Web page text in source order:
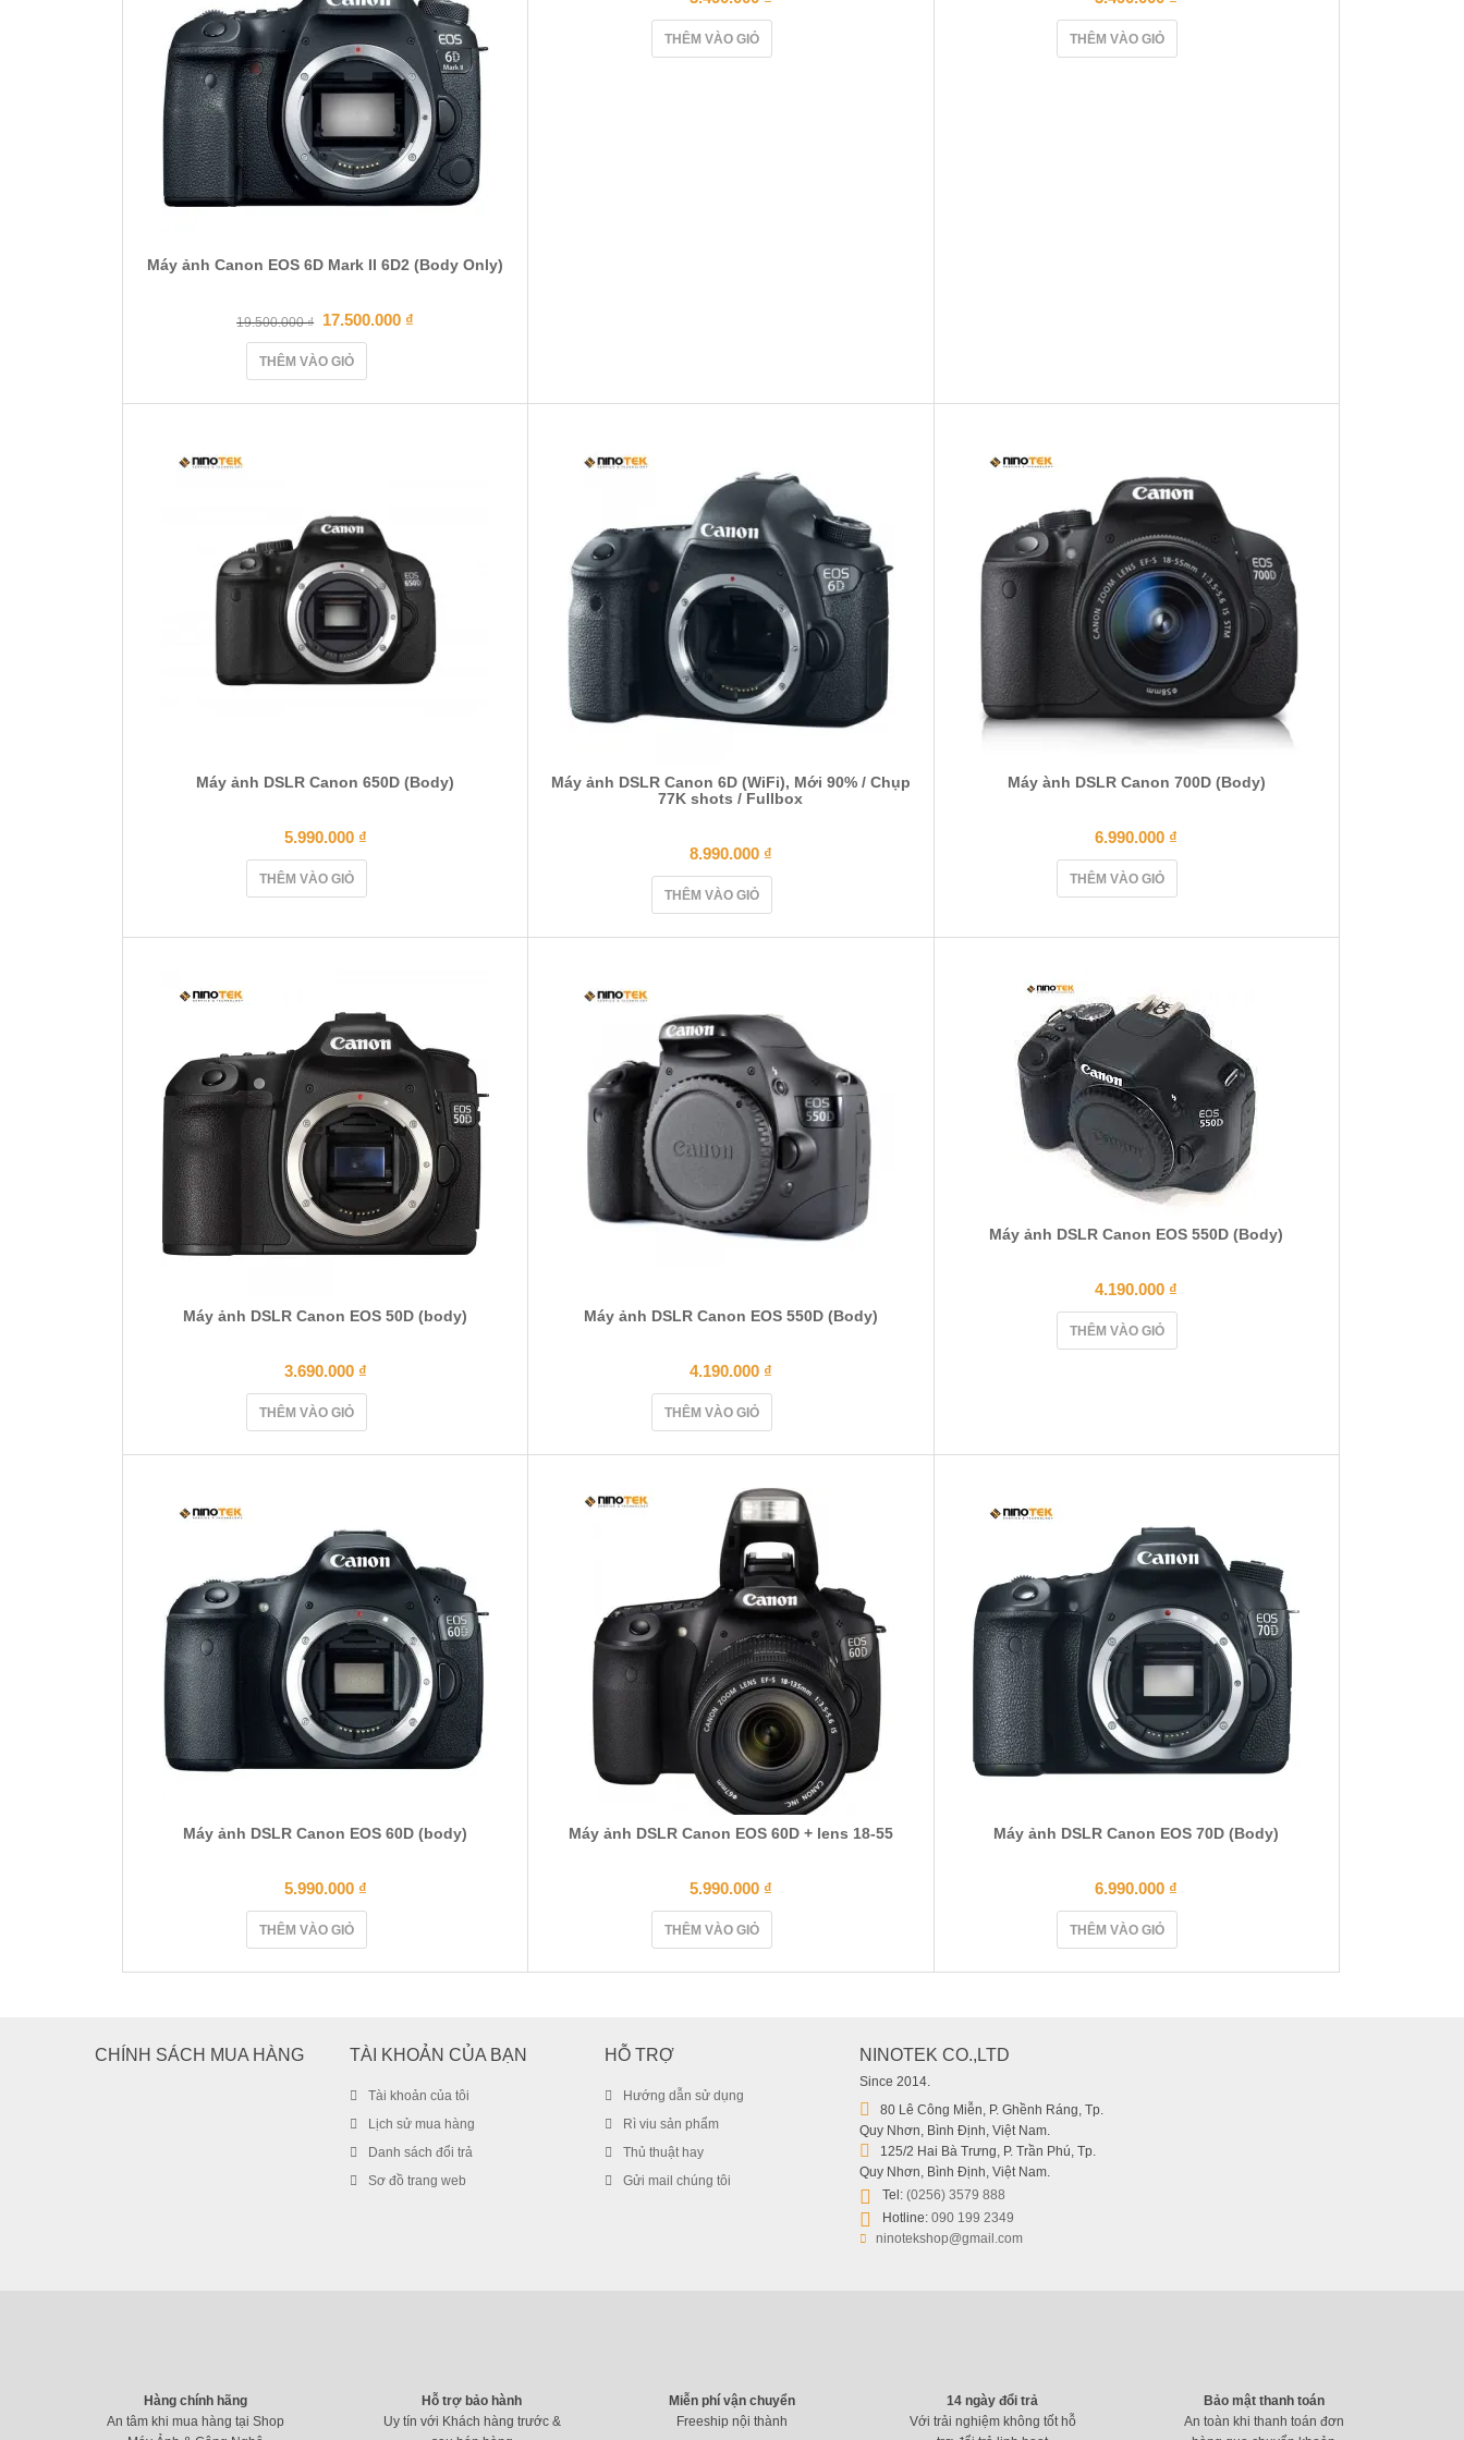
Máy ảnh Canon EOS 6D Mark II 6D2 (Body Only)
19.500.000₫ 17.500.000 ₫
THÊM VÀO GIỎ
THÊM VÀO GIỎ THÊM VÀO GIỎ
Máy ảnh DSLR Canon 650D (Body)
5.990.000 ₫
THÊM VÀO GIỎ
Máy ảnh DSLR Canon 6D (WiFi), Mới 90% / Chụp
77K shots / Fullbox
8.990.000 ₫
THÊM VÀO GIỎ
Máy ành DSLR Canon 700D (Body)
6.990.000 ₫
THÊM VÀO GIỎ
Máy ảnh DSLR Canon EOS 50D (body)
3.690.000 ₫
THÊM VÀO GIỎ
Máy ảnh DSLR Canon EOS 550D (Body)
4.190.000 ₫
THÊM VÀO GIỎ
Máy ảnh DSLR Canon EOS 550D (Body)
4.190.000 ₫
THÊM VÀO GIỎ
Máy ảnh DSLR Canon EOS 60D (body)
5.990.000 ₫
THÊM VÀO GIỎ
Máy ảnh DSLR Canon EOS 60D + lens 18-55
5.990.000 ₫
THÊM VÀO GIỎ
Máy ảnh DSLR Canon EOS 70D (Body)
6.990.000 ₫
THÊM VÀO GIỎ
CHÍNH SÁCH MUA HÀNG TÀI KHOẢN CỦA BẠN
Tài khoản của tôi
Lịch sử mua hàng
Danh sách đổi trả
Sơ đồ trang web
HỖ TRỢ
Hướng dẫn sử dụng
Rì viu sản phẩm
Thủ thuật hay
Gửi mail chúng tôi
NINOTEK CO.,LTD
Since 2014.
80 Lê Công Miễn, P. Ghềnh Ráng, Tp.
Quy Nhơn, Bình Định, Việt Nam.
125/2 Hai Bà Trưng, P. Trần Phú, Tp.
Quy Nhơn, Bình Định, Việt Nam.
Tel: (0256) 3579 888
Hotline: 090 199 2349
ninotekshop@gmail.com
Hàng chính hãng
An tâm khi mua hàng tại Shop
Hỗ trợ bảo hành
Uy tín với Khách hàng trước &
Miễn phí vận chuyển
Freeship nội thành
14 ngày đổi trả
Với trải nghiệm không tốt hỗ
Bảo mật thanh toán
An toàn khi thanh toán đơn